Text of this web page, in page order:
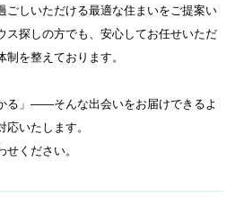
ごしいただける最適な住まいをご提案い
ス探しの方でも、安心してお任せいただ
を整えております。
る」——そんな出会いをお届けできるよ
いたします。
ください。